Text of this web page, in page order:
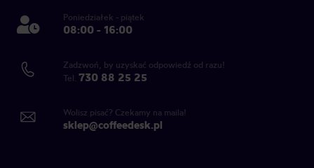
Poniedziałek - piątek
08:00 - 16:00
Zadzwoń, by uzyskać odpowiedź od razu!
Tel. 730 88 25 25
Wolisz pisać? Czekamy na maila!
sklep@coffeedesk.pl